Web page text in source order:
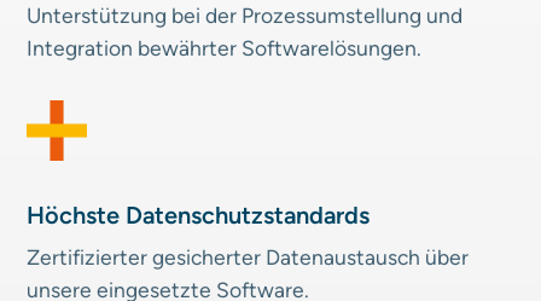
Unterstützung bei der Prozess­umstellung und
Integration bewährter Softwarelösungen.
Höchste Datenschutz­standards
Zertifizierter gesicherter Daten­austausch über
unsere eingesetzte Software.